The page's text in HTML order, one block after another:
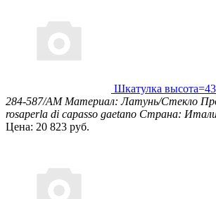
Шкатулка
284-587/AM Материал: Латунь/Стекло
rosaperla di capasso gaetano Страна:
Цена: 20 823 руб.